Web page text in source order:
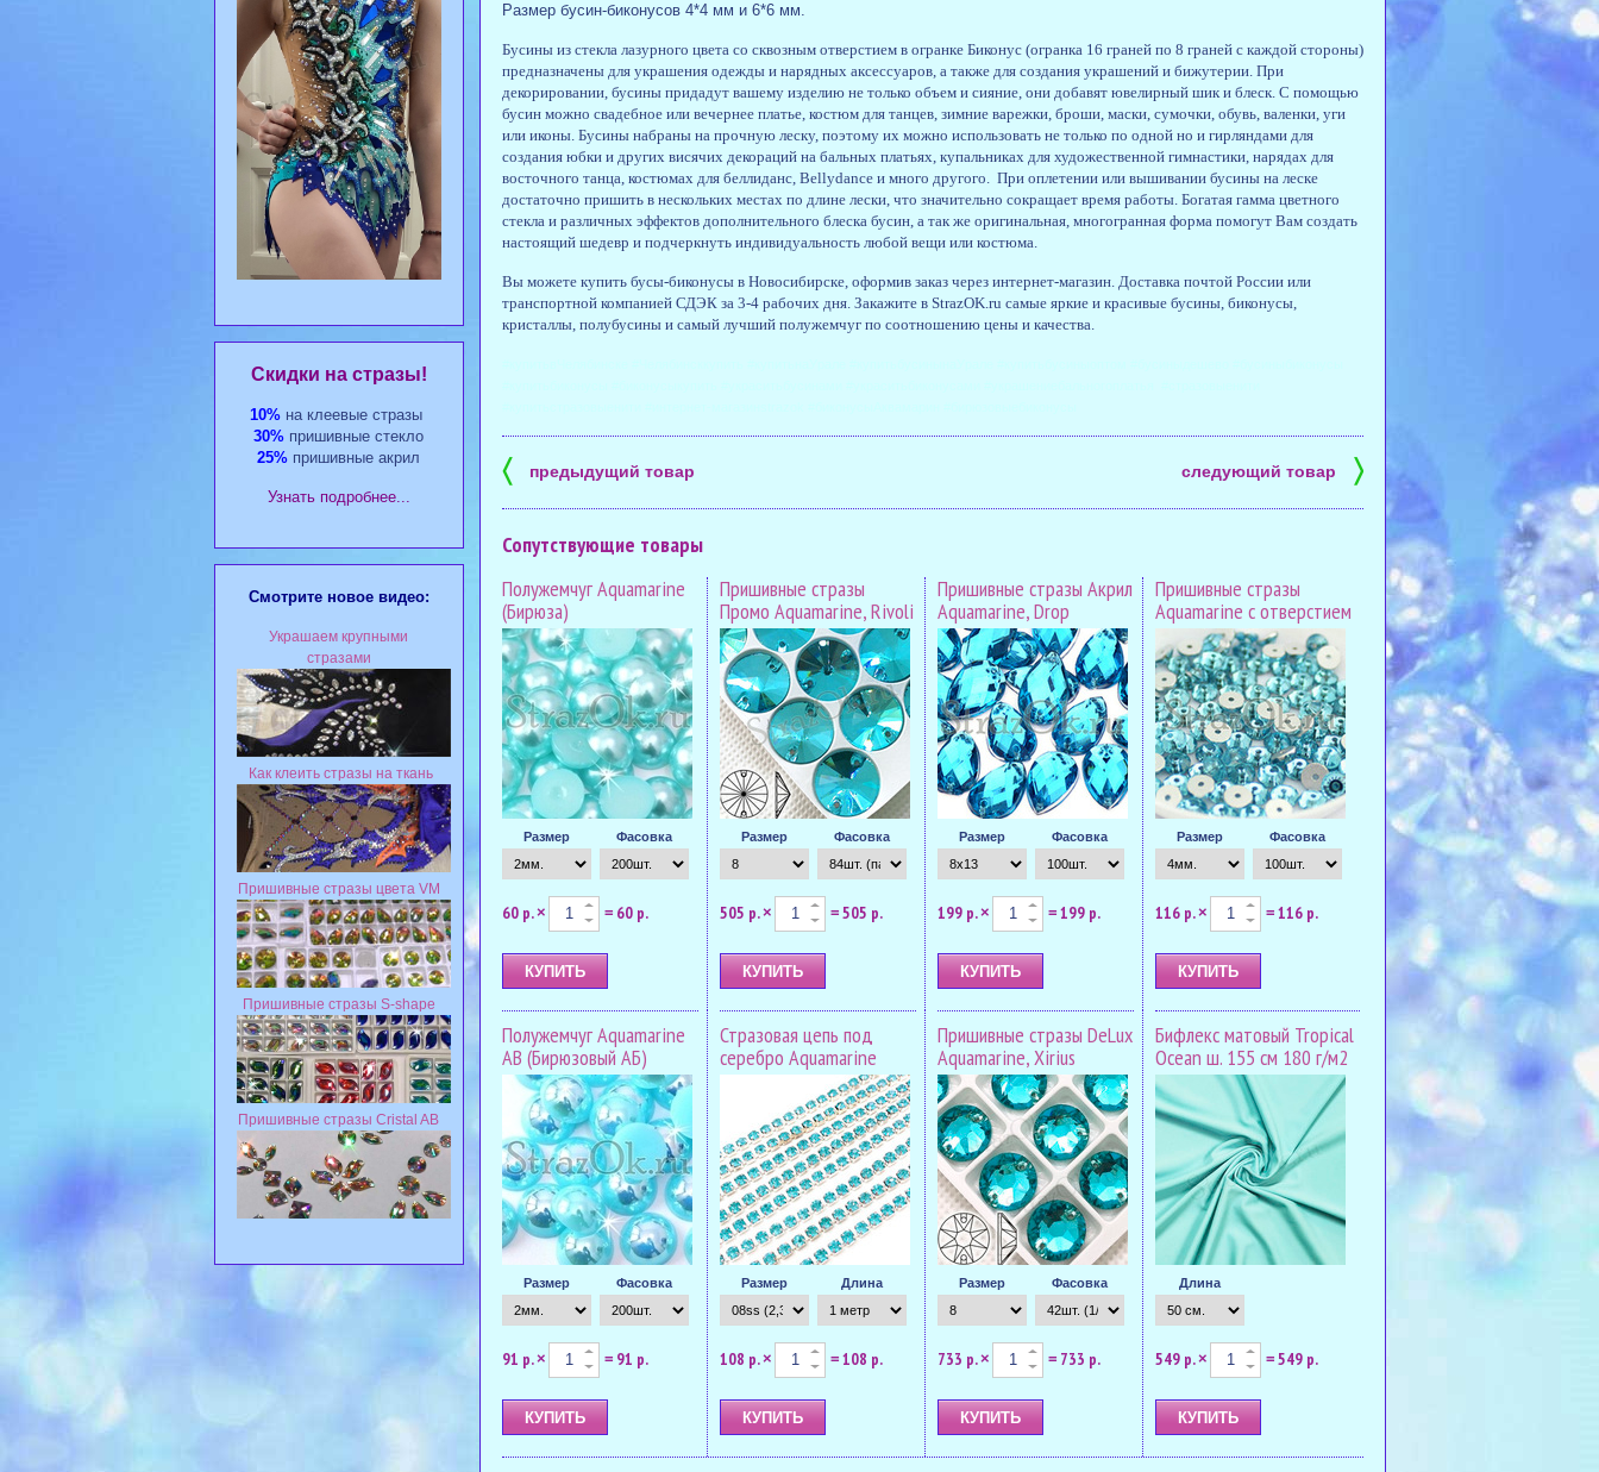
Размер бусин-биконусов 4*4 мм и 6*6 мм.
Бусины из стекла лазурного цвета со сквозным отверстием в огранке Биконус (огранка 16 граней по 8 граней с каждой стороны)
предназначены для украшения одежды и нарядных аксессуаров, а также для создания украшений и бижутерии. При
декорировании, бусины придадут вашему изделию не только объем и сияние, они добавят ювелирный шик и блеск. С помощью
бусин можно свадебное или вечернее платье, костюм для танцев, зимние варежки, броши, маски, сумочки, обувь, валенки, уги
или иконы. Бусины набраны на прочную леску, поэтому их можно использовать не только по одной но и гирляндами для
создания юбки и других висячих декораций на бальных платьях, купальниках для художественной гимнастики, нарядах для
восточного танца, костюмах для беллиданс, Bellydance и много другого. При оплетении или вышивании бусины на леске
достаточно пришить в нескольких местах по длине лески, что значительно сокращает время работы. Богатая гамма цветного
стекла и различных эффектов дополнительного блеска бусин, а так же оригинальная, многогранная форма помогут Вам создать
настоящий шедевр и подчеркнуть индивидуальность любой вещи или костюма.
Вы можете купить бусы-биконусы в Новосибирске, оформив заказ через интернет-магазин. Доставка почтой России или
транспортной компанией СДЭК за 3-4 рабочих дня. Закажите в StrazOK.ru самые яркие и красивые бусины, биконусы,
кристаллы, полубусины и самый лучший полужемчуг по соотношению цены и качества.
〈 предыдущий товар следующий товар 〉
Сопутствующие товары
Полужемчуг Aquamarine
(Бирюза)
Размер Фасовка
60 р.× = 60 р.
Пришивные стразы
Промо Aquamarine, Rivoli
Размер Фасовка
505 р.× = 505 р.
Пришивные стразы Акрил
Aquamarine, Drop
Размер Фасовка
199 р.× = 199 р.
Пришивные стразы
Aquamarine с отверстием
Размер Фасовка
116 р.× = 116 р.
Полужемчуг Aquamarine
AB (Бирюзовый АБ)
Размер Фасовка
91 р.× = 91 р.
Стразовая цепь под
серебро Aquamarine
Размер Длина
108 р.× = 108 р.
Пришивные стразы DeLux
Aquamarine, Xirius
Размер Фасовка
733 р.× = 733 р.
Бифлекс матовый Tropical
Ocean ш. 155 см 180 г/м2
Длина
549 р.× = 549 р.
Cкидки на стразы!
10% на клеевые стразы
30% пришивные стекло
25% пришивные акрил
Узнать подробнее...
Смотрите новое видео:
Украшаем крупными
стразами
Как клеить стразы на ткань
Пришивные стразы цвета VM
Пришивные стразы S-shape
Пришивные стразы Cristal AB